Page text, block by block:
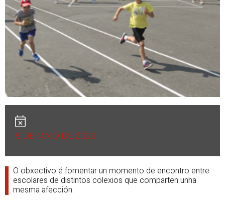
8 DE MAIO DE 2026
O obxectivo é fomentar un momento de encontro entre
escolares de distintos colexios que comparten unha
mesma afección.